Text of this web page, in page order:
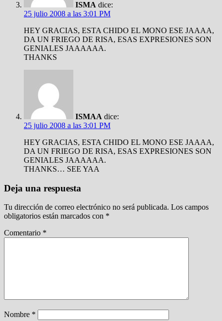
ISMA dice:
25 julio 2008 a las 3:01 PM
HEY GRACIAS, ESTA CHIDO EL MONO ESE JAAAA,
DA UN FRIEGO DE RISA, ESAS EXPRESIONES SON
GENIALES JAAAAAA.
THANKS
ISMAA dice:
25 julio 2008 a las 3:01 PM
HEY GRACIAS, ESTA CHIDO EL MONO ESE JAAAA,
DA UN FRIEGO DE RISA, ESAS EXPRESIONES SON
GENIALES JAAAAAA.
THANKS… SEE YAA
Deja una respuesta
Tu dirección de correo electrónico no será publicada. Los campos
obligatorios están marcados con *
Comentario *
Nombre *